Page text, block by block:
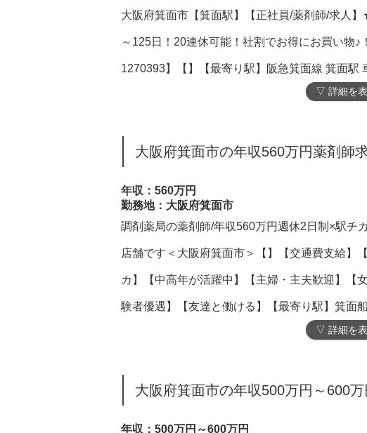
大阪府箕面市【箕面駅】【正社員/薬剤師/求
～125日！20連休可能！社割でお得にお買い物
1270393】【】【最寄り駅】阪急箕面線 箕面駅
▽ 詳細を
大阪府箕面市の年収560万円薬剤師
年収：560万円
勤務地：大阪府箕面市
調剤薬局の薬剤師/年収560万円週休2日制×駅チ
店舗です＜大阪府箕面市＞【】【交通費支給】
カ】【中高年が活躍中】【主婦・主夫歓迎】【
験者優遇】【友達と働ける】【最寄り駅】箕面
▽ 詳細を
大阪府箕面市の年収500万円～600
年収：500万円～600万円